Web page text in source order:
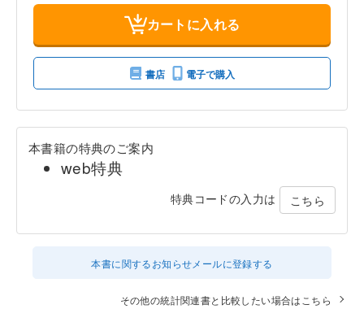
カートに入れる
書店 電子で購入
本書籍の特典のご案内
web特典
特典コードの入力は こちら
本書に関するお知らせメールに登録する
その他の統計関連書と比較したい場合はこちら